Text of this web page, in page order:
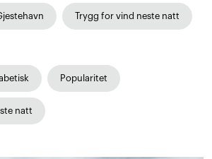
Trygg for vind neste natt
Popularitet
natt